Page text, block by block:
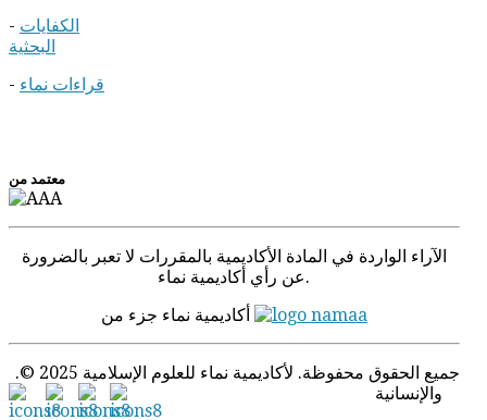
- الكفايات
البحثية
- قراءات نماء
معتمد من
الآراء الواردة في المادة الأكادیمیة بالمقررات لا تعبر بالضرورة
عن رأي أكاديمية نماء.
.© 2025 جميع الحقوق محفوظة. لأكاديمية نماء للعلوم الإسلامية